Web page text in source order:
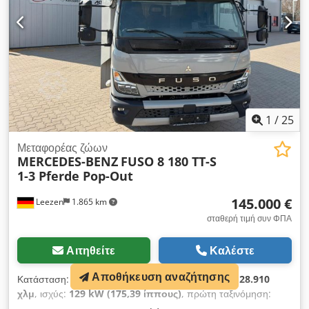
POSSIBLE * Top leasing offers Location and viewing of our
vehicles: STX HORSETRUCKS GERMANY Hamburgerstrasse
65 23816 Leezen Sales and service for all brands in the
field of horse transporters and trailers. Please arrange an
appointment in advance Contact: Richard Theurer,
Andreas Theurer, Axel Fröhle
1 /25
Leezen 1.865 km
Μεταφορέας ζώων
MERCEDES-BENZ FUSO 8 180 TT-S
1-3 Pferde Pop-Out
145.000 €
σταθερή τιμή συν ΦΠΑ
Αιτηθείτε Καλέστε
Κατάσταση: μεταχειρισμένο, χιλιομετρική ένδειξη: 28.910
χλμ, ισχύς: 129 kW (175,39 ίππους), πρώτη ταξινόμηση:
Αποθήκευση αναζήτησης